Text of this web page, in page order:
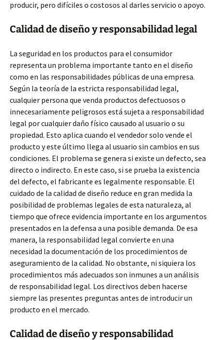
producir, pero difíciles o costosos al darles servicio o apoyo.
Calidad de diseño y responsabilidad legal
La seguridad en los productos para el consumidor
representa un problema importante tanto en el diseño
como en las responsabilidades públicas de una empresa.
Según la teoría de la estricta responsabilidad legal,
cualquier persona que venda productos defectuosos o
innecesariamente peligrosos está sujeta a responsabilidad
legal por cualquier daño físico causado al usuario o su
propiedad. Esto aplica cuando el vendedor solo vende el
producto y este último llega al usuario sin cambios en sus
condiciones. El problema se genera si existe un defecto, sea
directo o indirecto. En este caso, si se prueba la existencia
del defecto, el fabricante es legalmente responsable. El
cuidado de la calidad de diseño reduce en gran medida la
posibilidad de problemas legales de esta naturaleza, al
tiempo que ofrece evidencia importante en los argumentos
presentados en la defensa a una posible demanda. De esa
manera, la responsabilidad legal convierte en una
necesidad la documentación de los procedimientos de
aseguramiento de la calidad. No obstante, ni siquiera los
procedimientos más adecuados son inmunes a un análisis
de responsabilidad legal. Los directivos deben hacerse
siempre las presentes preguntas antes de introducir un
producto en el mercado.
Calidad de diseño y responsabilidad